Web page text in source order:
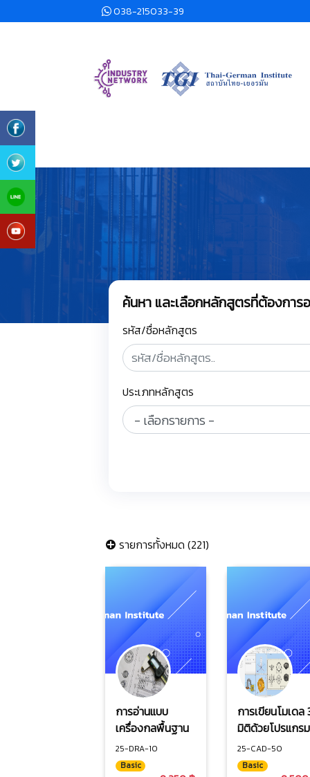
038-215033-39
ค้นหา และเลือกหลักสูตรที่ต้องการ
รหัส/ชื่อหลักสูตร
ประเภทหลักสูตร
รายการทั้งหมด (221)
การอ่านแบบ
เครื่องกลพื้นฐาน
25-DRA-10
Basic
การเขียนโมเดล
มิติด้วยโปรแกรม
SolidWorks
25-CAD-50
Basic